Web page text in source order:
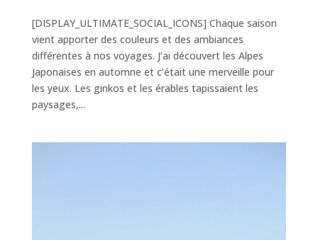
[DISPLAY_ULTIMATE_SOCIAL_ICONS] Chaque saison
vient apporter des couleurs et des ambiances
différentes à nos voyages. J’ai découvert les Alpes
Japonaises en automne et c’était une merveille pour
les yeux. Les ginkos et les érables tapissaient les
paysages,...